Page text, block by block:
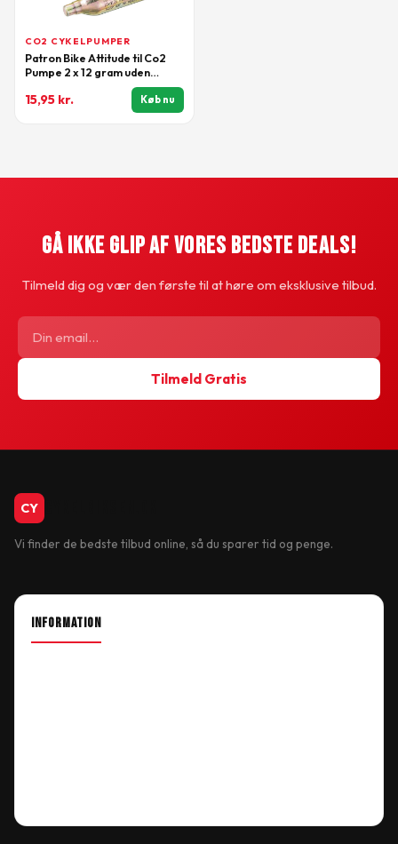
CO2 CYKELPUMPER
Patron Bike Attitude til Co2
Pumpe 2 x 12 gram uden
15,95 kr. Køb nu
Gå Ikke Glip Af Vores Bedste Deals!
Tilmeld dig og vær den første til at høre om eksklusive tilbud.
Tilmeld Gratis
CY
Vi finder de bedste tilbud online, så du sparer tid og penge.
INFORMATION